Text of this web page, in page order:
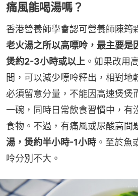
痛風能喝湯嗎？
香港營養師學會認可營養師陳筠
老火湯之所以高嘌呤，最主要是
煲約2-3小時或以上 。如果改用
間，可以減少嘌呤釋出，相對地
必須留意分量，不能因高速煲煲
一碗，同時日常飲食習慣中，有
食物。不過，有痛風或尿酸高問
湯，煲約半小時-1小時 。至於魚
呤分別不大。